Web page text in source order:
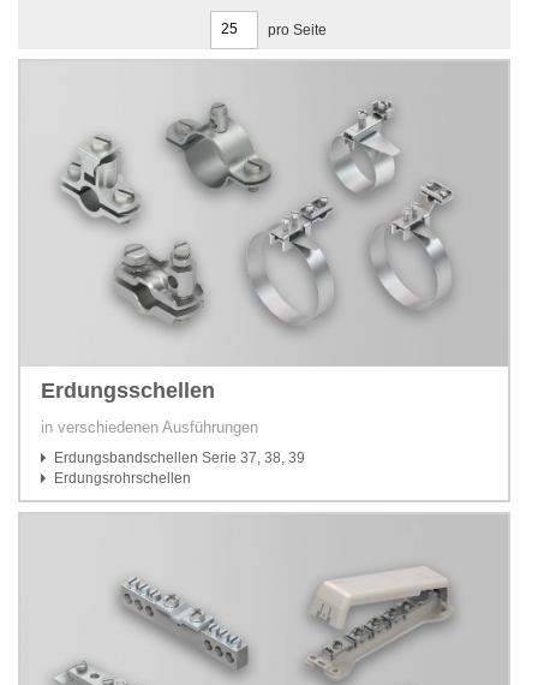
pro Seite
Erdungsschellen
in verschiedenen Ausführungen
Erdungsbandschellen Serie 37, 38, 39
Erdungsrohrschellen